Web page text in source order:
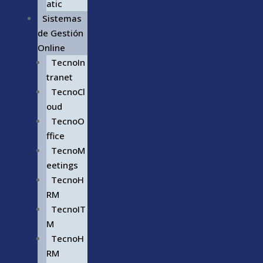
atic
Sistemas
de Gestión
Online
TecnoIn
tranet
TecnoCl
oud
TecnoO
ffice
TecnoM
eetings
TecnoH
RM
TecnoIT
M
TecnoH
RM